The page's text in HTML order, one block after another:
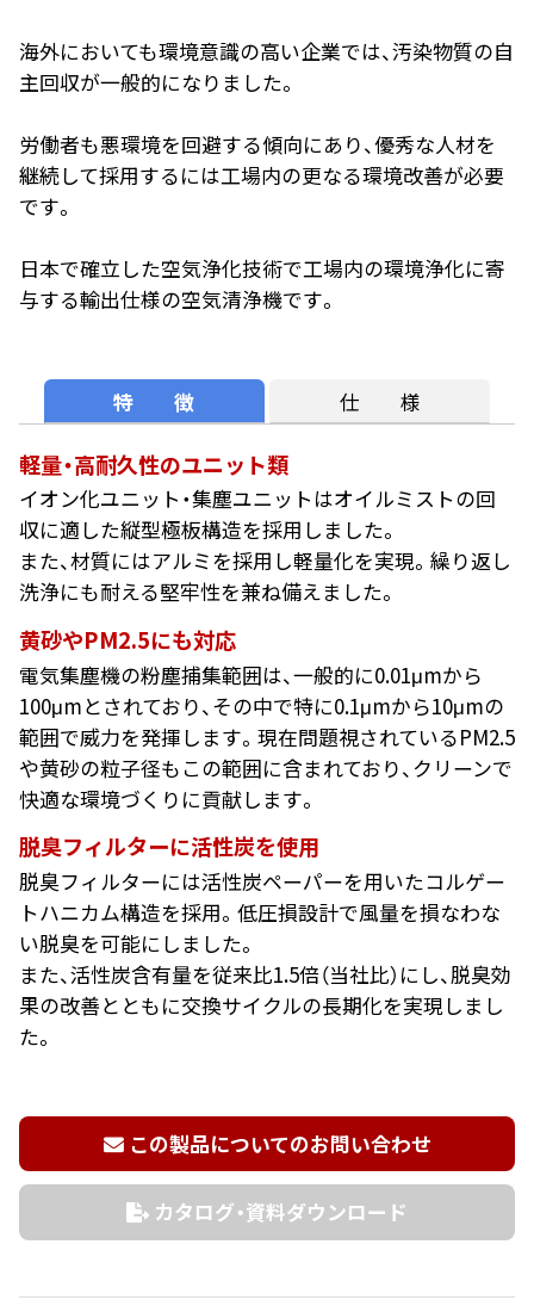
海外においても環境意識の高い企業では、汚染物質の自
主回収が一般的になりました。
労働者も悪環境を回避する傾向にあり、優秀な人材を
継続して採用するには工場内の更なる環境改善が必要
です。
日本で確立した空気浄化技術で工場内の環境浄化に寄
与する輸出仕様の空気清浄機です。
特 徴 仕 様
軽量・高耐久性のユニット類
イオン化ユニット・集塵ユニットはオイルミストの回
収に適した縦型極板構造を採用しました。
また、材質にはアルミを採用し軽量化を実現。繰り返し
洗浄にも耐える堅牢性を兼ね備えました。
黄砂やPM2.5にも対応
電気集塵機の粉塵捕集範囲は、一般的に0.01μmから
100μmとされており、その中で特に0.1μmから10μmの
範囲で威力を発揮します。現在問題視されているPM2.5
や黄砂の粒子径もこの範囲に含まれており、クリーンで
快適な環境づくりに貢献します。
脱臭フィルターに活性炭を使用
脱臭フィルターには活性炭ペーパーを用いたコルゲー
トハニカム構造を採用。低圧損設計で風量を損なわな
い脱臭を可能にしました。
また、活性炭含有量を従来比1.5倍（当社比）にし、脱臭効
果の改善とともに交換サイクルの長期化を実現しまし
た。
この製品についてのお問い合わせ
カタログ・資料ダウンロード